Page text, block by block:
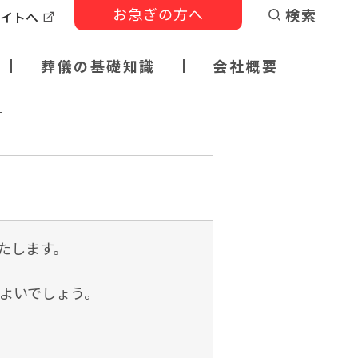
トへ お急ぎの方へ
葬儀の基礎知識 会社概要
検索
ます。
でしょう。